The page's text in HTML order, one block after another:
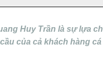
Huy Trần là sự lựa
của cả khách hàng